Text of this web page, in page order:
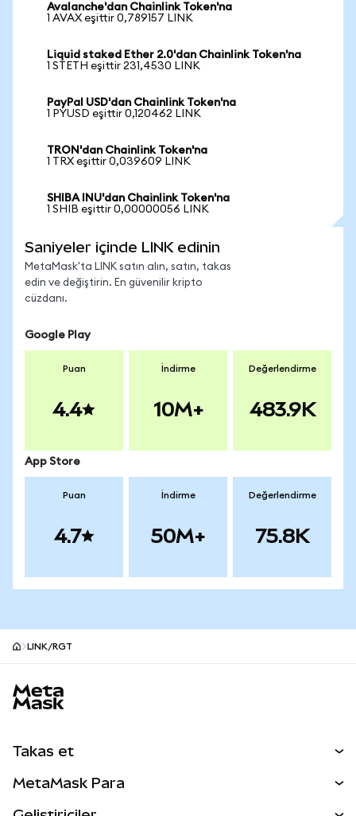
Avalanche'dan Chainlink Token'na
1 AVAX eşittir 0,789157 LINK
Liquid staked Ether 2.0'dan Chainlink Token'na
1 STETH eşittir 231,4530 LINK
PayPal USD'dan Chainlink Token'na
1 PYUSD eşittir 0,120462 LINK
TRON'dan Chainlink Token'na
1 TRX eşittir 0,039609 LINK
SHIBA INU'dan Chainlink Token'na
1 SHIB eşittir 0,00000056 LINK
Saniyeler içinde LINK edinin
MetaMask'ta LINK satın alın, satın, takas
edin ve değiştirin. En güvenilir kripto
cüzdanı.
Google Play
Puan
4.4
İndirme
10M+
Değerlendirme
483.9K
App Store
Puan
4.7
İndirme
50M+
Değerlendirme
75.8K
LINK/RGT
Takas et
MetaMask Para